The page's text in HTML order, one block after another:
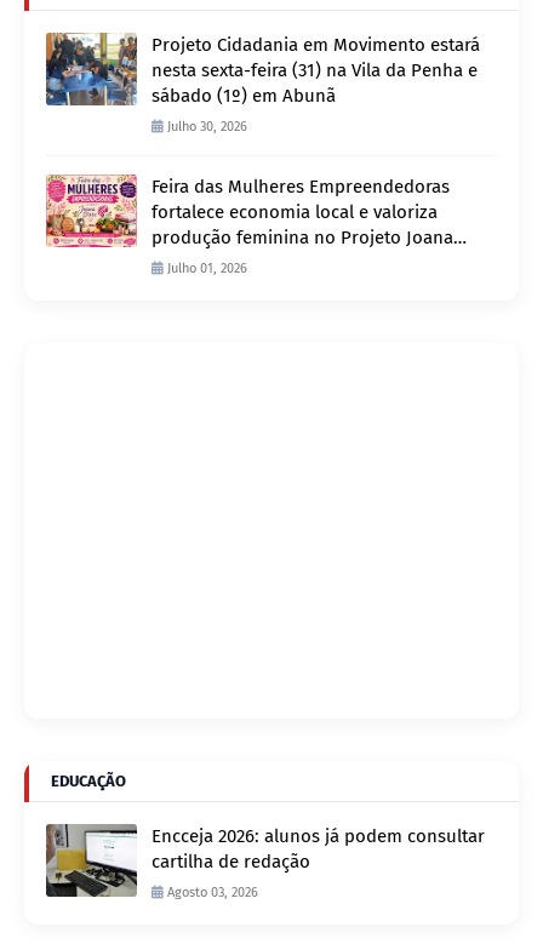
Projeto Cidadania em Movimento estará
nesta sexta-feira (31) na Vila da Penha e
sábado (1º) em Abunã
Julho 30, 2026
Feira das Mulheres Empreendedoras
fortalece economia local e valoriza
produção feminina no Projeto Joana
D’ArcJulho 01, 2026
EDUCAÇÃO
Encceja 2026: alunos já podem consultar
cartilha de redação
Agosto 03, 2026